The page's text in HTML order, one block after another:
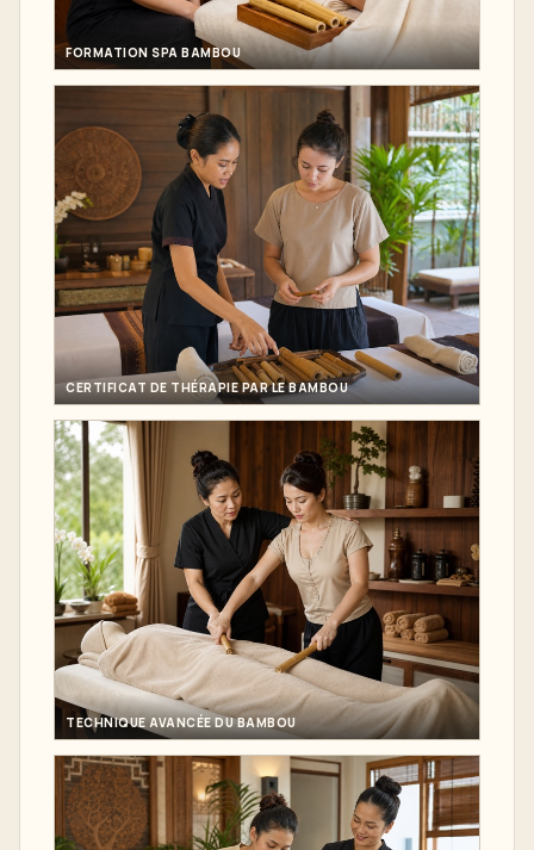
FORMATION SPA BAMBOU
CERTIFICAT DE THÉRAPIE PAR LE BAMBOU
TECHNIQUE AVANCÉE DU BAMBOU